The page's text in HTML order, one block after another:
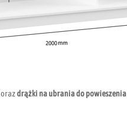
orazdrążki na ubrania do powieszenia